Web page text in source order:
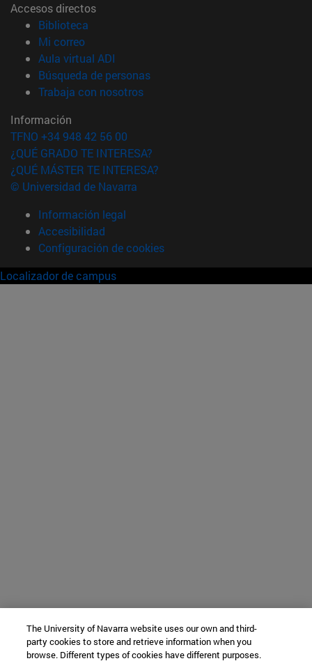
Accesos directos
Biblioteca
Mi correo(abre en nueva ventana)
Aula virtual ADI
Búsqueda de personas(abre en nueva ventana)
Trabaja con nosotros(abre en nueva ventana)
Información
TFNO +34 948 42 56 00
¿QUÉ GRADO TE INTERESA?
¿QUÉ MÁSTER TE INTERESA?
© Universidad de Navarra
Información legal
Accesibilidad
Configuración de cookies
Localizador de campus
The University of Navarra website uses our own and third-
party cookies to store and retrieve information when you
browse. Different types of cookies have different purposes.